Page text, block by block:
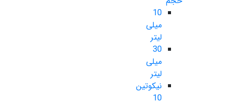
10
میلی
لیتر
30
میلی
لیتر
نیکوتین
10